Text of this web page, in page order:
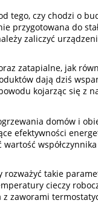
tego, czy chodzi o
przygotowana do
zaliczyć
zatapialne, jak
dają dziś
kojarząc się z
domów i
efektywności
współczynnika
takie
cieczy
zaworami